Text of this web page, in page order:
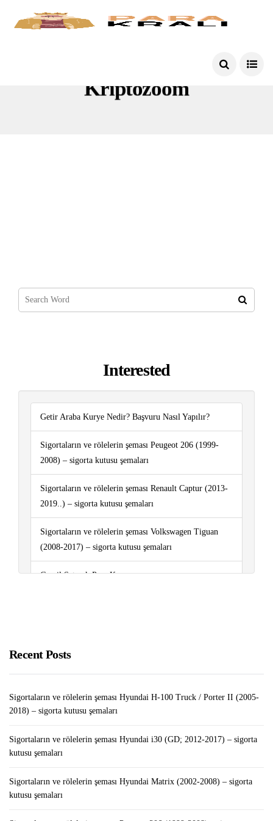
Kriptozoom
Interested
Getir Araba Kurye Nedir? Başvuru Nasıl Yapılır?
Sigortaların ve rölelerin şeması Peugeot 206 (1999-
2008) – sigorta kutusu şemaları
Sigortaların ve rölelerin şeması Renault Captur (2013-
2019..) – sigorta kutusu şemaları
Sigortaların ve rölelerin şeması Volkswagen Tiguan
(2008-2017) – sigorta kutusu şemaları
Gmail Satarak Para Kazanma
Recent Posts
Sigortaların ve rölelerin şeması Hyundai H-100 Truck / Porter II (2005-
2018) – sigorta kutusu şemaları
Sigortaların ve rölelerin şeması Hyundai i30 (GD; 2012-2017) – sigorta
kutusu şemaları
Sigortaların ve rölelerin şeması Hyundai Matrix (2002-2008) – sigorta
kutusu şemaları